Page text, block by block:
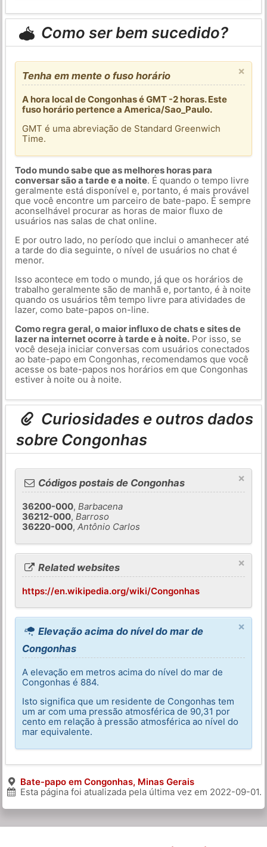
Como ser bem sucedido?
×
Tenha em mente o fuso horário
A hora local de Congonhas é GMT -2 horas. Este
fuso horário pertence a America/Sao_Paulo.
GMT é uma abreviação de Standard Greenwich
Time.
Todo mundo sabe que as melhores horas para
conversar são a tarde e a noite. É quando o tempo livre
geralmente está disponível e, portanto, é mais provável
que você encontre um parceiro de bate-papo. É sempre
aconselhável procurar as horas de maior fluxo de
usuários nas salas de chat online.
E por outro lado, no período que inclui o amanhecer até
a tarde do dia seguinte, o nível de usuários no chat é
menor.
Isso acontece em todo o mundo, já que os horários de
trabalho geralmente são de manhã e, portanto, é à noite
quando os usuários têm tempo livre para atividades de
lazer, como bate-papos on-line.
Como regra geral, o maior influxo de chats e sites de
lazer na internet ocorre à tarde e à noite.Por isso, se
você deseja iniciar conversas com usuários conectados
ao bate-papo em Congonhas, recomendamos que você
acesse os bate-papos nos horários em que Congonhas
estiver à noite ou à noite.
Curiosidades e outros dados
sobre Congonhas
×
Códigos postais de Congonhas
36200-000,Barbacena
36212-000,Barroso
36220-000,Antônio Carlos
×
Related websites
https://en.wikipedia.org/wiki/Congonhas
×
Elevação acima do nível do mar de
Congonhas
A elevação em metros acima do nível do mar de
Congonhas é 884.
Isto significa que um residente de Congonhas tem
um ar com uma pressão atmosférica de 90,31 por
cento em relação à pressão atmosférica ao nível do
mar equivalente.
Bate-papo em Congonhas, Minas Gerais
Esta página foi atualizada pela última vez em 2022-09-01.